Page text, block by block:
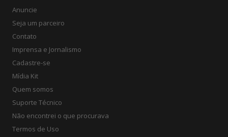
Anuncie
Seja um parceiro
Contato
Imprensa e Jornalismo
Cadastre-se
Mídia Kit
Quem somos
Suporte Técnico
Não encontrei o que procurava
Termos de Uso